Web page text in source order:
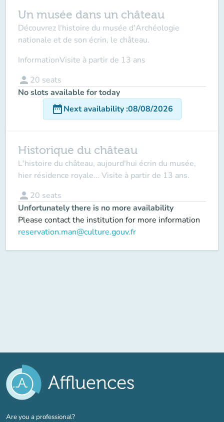
Un musée dans un château
Découvrez l'histoire du musée d'Archéologie
nationale et de son écrin, le château.
InformationVisite à partir de 13 ans
person 20 seats
No slots available for today
date_rangeNext availability:08/08/2026
Historique du château
L'histoire du château, aujourd'hui écrin du musée,
hier résidence royale... Visite à partir de 13 ans.
person 20 seats
Unfortunately there is no more availability
Please contact the institution for more information
reservation.man@culture.gouv.fr
Are you a professional?(new tab)